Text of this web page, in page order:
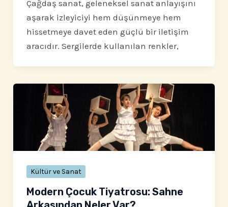
Çağdaş sanat, geleneksel sanat anlayışını
aşarak izleyiciyi hem düşünmeye hem
hissetmeye davet eden güçlü bir iletişim
aracıdır. Sergilerde kullanılan renkler,
Kültür ve Sanat
Modern Çocuk Tiyatrosu: Sahne